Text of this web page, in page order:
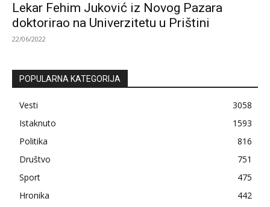
Lekar Fehim Juković iz Novog Pazara
doktorirao na Univerzitetu u Prištini
22/06/2022
POPULARNA KATEGORIJA
Vesti
3058
Istaknuto
1593
Politika
816
Društvo
751
Sport
475
Hronika
442